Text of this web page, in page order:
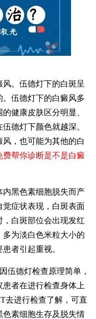
。伍德灯下的白斑呈
伍德灯下的白癜风多
健康皮肤区分明显、
德灯下颜色就越深。
，也可能为其他的白
费帮你诊断是不是白癜
黑色素细胞脱失而产
症状表现，白斑表面
白斑部位会出现发红
为淡白色米粒大小的
者引起重视。
德灯检查原理简单，
者在进行检查身体上
去进行检查了解，可直
素细胞生存及脱失情